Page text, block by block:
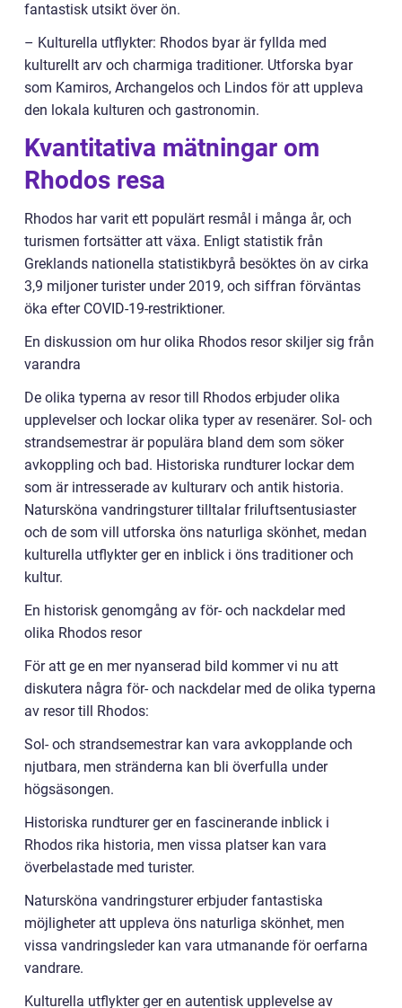
fantastisk utsikt över ön.
– Kulturella utflykter: Rhodos byar är fyllda med
kulturellt arv och charmiga traditioner. Utforska byar
som Kamiros, Archangelos och Lindos för att uppleva
den lokala kulturen och gastronomin.
Kvantitativa mätningar om
Rhodos resa
Rhodos har varit ett populärt resmål i många år, och
turismen fortsätter att växa. Enligt statistik från
Greklands nationella statistikbyrå besöktes ön av cirka
3,9 miljoner turister under 2019, och siffran förväntas
öka efter COVID-19-restriktioner.
En diskussion om hur olika Rhodos resor skiljer sig från
varandra
De olika typerna av resor till Rhodos erbjuder olika
upplevelser och lockar olika typer av resenärer. Sol- och
strandsemestrar är populära bland dem som söker
avkoppling och bad. Historiska rundturer lockar dem
som är intresserade av kulturarv och antik historia.
Natursköna vandringsturer tilltalar friluftsentusiaster
och de som vill utforska öns naturliga skönhet, medan
kulturella utflykter ger en inblick i öns traditioner och
kultur.
En historisk genomgång av för- och nackdelar med
olika Rhodos resor
För att ge en mer nyanserad bild kommer vi nu att
diskutera några för- och nackdelar med de olika typerna
av resor till Rhodos:
Sol- och strandsemestrar kan vara avkopplande och
njutbara, men stränderna kan bli överfulla under
högsäsongen.
Historiska rundturer ger en fascinerande inblick i
Rhodos rika historia, men vissa platser kan vara
överbelastade med turister.
Natursköna vandringsturer erbjuder fantastiska
möjligheter att uppleva öns naturliga skönhet, men
vissa vandringsleder kan vara utmanande för oerfarna
vandrare.
Kulturella utflykter ger en autentisk upplevelse av